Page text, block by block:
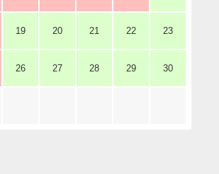
19 20 21 22 23
26 27 28 29 30